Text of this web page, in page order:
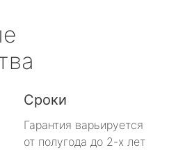
Сроки
Гарантия варьируется
от полугода до 2-х лет